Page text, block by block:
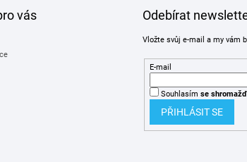
vás Odebírat
Vložte svůj e-mail a my vám
E-mail
Souhlasím se
PŘIHLÁSIT SE